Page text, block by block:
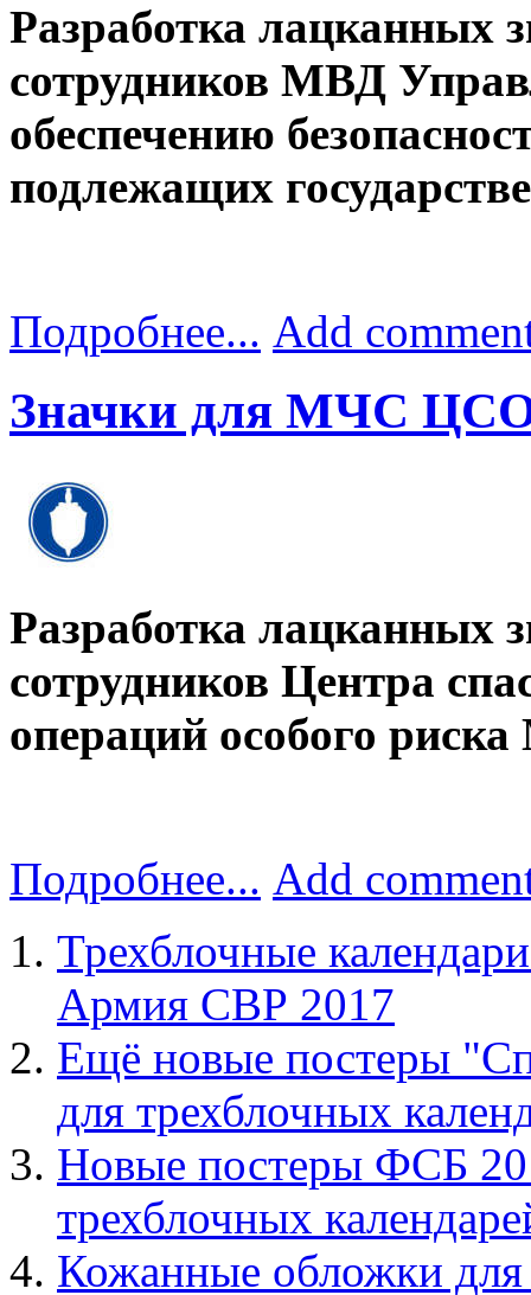
Разработка лацканных
сотрудников МВД
обеспечению
подлежащих
Подробнее... Add
Значки для МЧС
Разработка лацканных
сотрудников Центра
операций особого
Подробнее... Add
Трехблочные
Армия СВР 2017
Ещё новые постеры
для трехблочных
Новые постеры ФСБ
трехблочных
Кожанные обложки для